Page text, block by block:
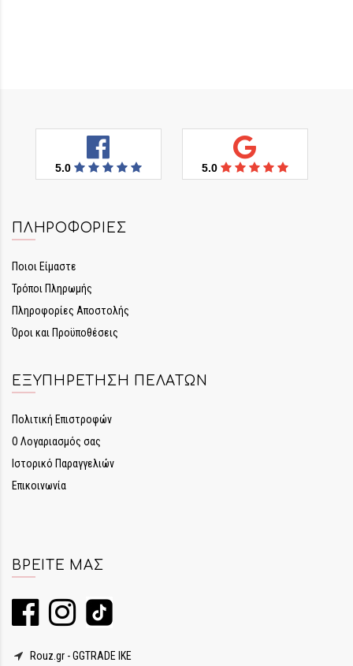
5.0 5.0
ΠΛΗΡΟΦΟΡΊΕΣ
Ποιοι Είμαστε
Τρόποι Πληρωμής
Πληροφορίες Αποστολής
Όροι και Προϋποθέσεις
ΕΞΥΠΗΡΈΤΗΣΗ ΠΕΛΑΤΏΝ
Πολιτική Επιστροφών
Ο Λογαριασμός σας
Ιστορικό Παραγγελιών
Επικοινωνία
ΒΡΕΊΤΕ ΜΑΣ
Rouz.gr - GGTRADE IKE